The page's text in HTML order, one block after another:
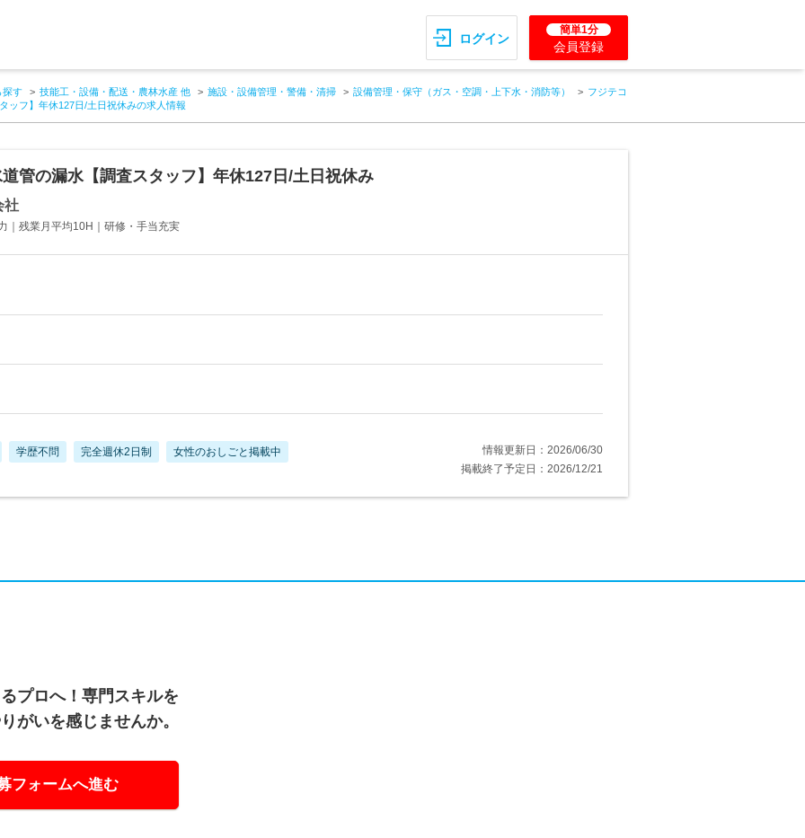
ログイン
簡単1分
会員登録
探す 技能工・設備・配送・農林水産 他 施設・設備管理・警備・清掃 設備管理・保守（ガス・空調・上下水・消防等）
フジテコ
ッフ】年休127日/土日祝休みの求人情報
管の漏水【調査スタッフ】年休127日/土日祝休み
社
｜残業月平均10H｜研修・手当充実
学歴不問 完全週休2日制 女性のおしごと掲載中
情報更新日：2026/06/30
掲載終了予定日：2026/12/21
プロへ！専門スキルを
がいを感じませんか。
フォームへ進む